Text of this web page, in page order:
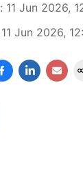
: 11 Jun 2026,
11 Jun 2026,